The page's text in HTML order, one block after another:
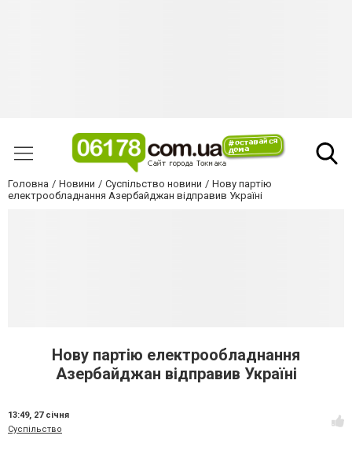
Головна Новини Суспільство новини
Нову партію
електрообладнання Азербайджан відправив Україні
Нову партію електрообладнання
Азербайджан відправив Україні
13:49, 27 січня
Суспільство